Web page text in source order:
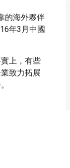
的海外夥伴
年3月中國
上，有些
致力拓展